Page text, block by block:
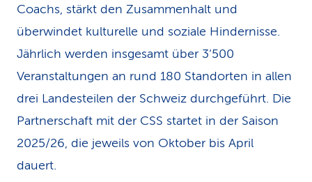
Coachs, stärkt den Zusammenhalt und
überwindet kulturelle und soziale Hindernisse.
Jährlich werden insgesamt über 3‘500
Veranstaltungen an rund 180 Standorten in allen
drei Landesteilen der Schweiz durchgeführt. Die
Partnerschaft mit der CSS startet in der Saison
2025/26, die jeweils von Oktober bis April
dauert.